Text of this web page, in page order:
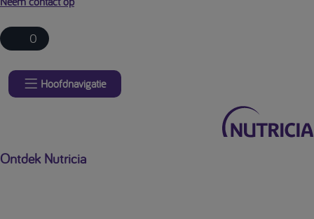
0
Hoofdnavigatie
Ontdek Nutricia